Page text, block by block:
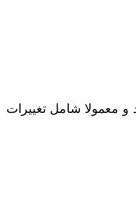
معمولا شامل تغییرات